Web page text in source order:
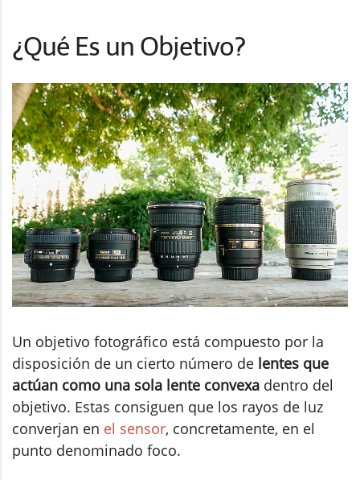
¿Qué Es un Objetivo?
Un objetivo fotográfico está compuesto por la
disposición de un cierto número de lentes que
actúan como una sola lente convexa dentro del
objetivo. Estas consiguen que los rayos de luz
converjan en el sensor, concretamente, en el
punto denominado foco.